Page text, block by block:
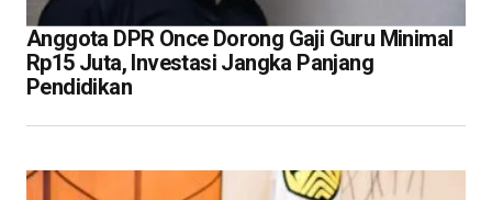
Anggota DPR Once Dorong Gaji Guru Minimal
Rp15 Juta, Investasi Jangka Panjang
Pendidikan